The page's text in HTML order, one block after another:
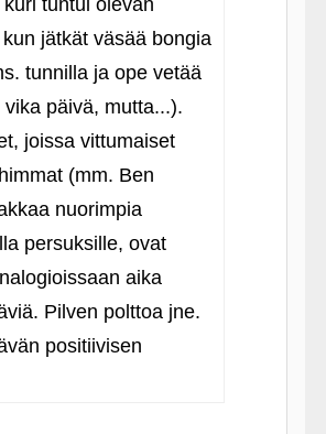
tuntui olevan
jätkät väsää bongia
tunnilla ja ope vetää
vika päivä, mutta...).
joissa vittumaiset
(mm. Ben
nuorimpia
persuksille, ovat
aika
Pilven polttoa jne.
positiivisen